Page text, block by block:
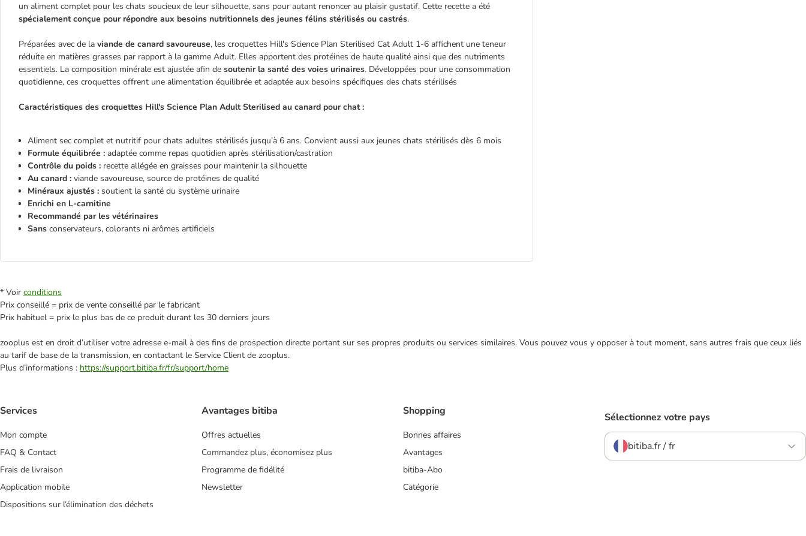
un aliment complet pour les chats soucieux de leur silhouette, sans pour autant renoncer au plaisir gustatif. Cette recette a été
spécialement conçue pour répondre aux besoins nutritionnels des jeunes félins stérilisés ou castrés.
Préparées avec de la viande de canard savoureuse, les croquettes Hill's Science Plan Sterilised Cat Adult 1-6 affichent une teneur
réduite en matières grasses par rapport à la gamme Adult. Elles apportent des protéines de haute qualité ainsi que des nutriments
essentiels. La composition minérale est ajustée afin de soutenir la santé des voies urinaires. Développées pour une consommation
quotidienne, ces croquettes offrent une alimentation équilibrée et adaptée aux besoins spécifiques des chats stérilisés
Caractéristiques des croquettes Hill's Science Plan Adult Sterilised au canard pour chat :
Aliment sec complet et nutritif pour chats adultes stérilisés jusqu’à 6 ans. Convient aussi aux jeunes chats stérilisés dès 6 mois
Formule équilibrée : adaptée comme repas quotidien après stérilisation/castration
Contrôle du poids : recette allégée en graisses pour maintenir la silhouette
Au canard : viande savoureuse, source de protéines de qualité
Minéraux ajustés : soutient la santé du système urinaire
Enrichi en L-carnitine
Recommandé par les vétérinaires
Sans conservateurs, colorants ni arômes artificiels
* Voir conditions
Prix conseillé = prix de vente conseillé par le fabricant
Prix habituel = prix le plus bas de ce produit durant les 30 derniers jours
zooplus est en droit d’utiliser votre adresse e‑mail à des fins de prospection directe portant sur ses propres produits ou services similaires. Vous pouvez vous y opposer à tout moment, sans autres frais que ceux liés
au tarif de base de la transmission, en contactant le Service Client de zooplus.
Plus d’informations : https://support.bitiba.fr/fr/support/home
Services
Mon compte
FAQ & Contact
Frais de livraison
Application mobile
Dispositions sur l’élimination des déchets
Avantages bitiba
Offres actuelles
Commandez plus, économisez plus
Programme de fidélité
Newsletter
Shopping
Bonnes affaires
Avantages
bitiba-Abo
Catégorie
Sélectionnez votre pays
bitiba.fr / fr